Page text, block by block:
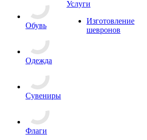
Обувь
Одежда
Сувениры
Флаги
Услуги
Изготовление
шевронов